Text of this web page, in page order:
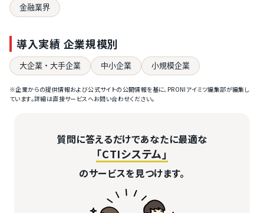
金融業界
導入実績 企業規模別
大企業・大手企業 中小企業 小規模企業
※企業からの提供情報および公式サイトの公開情報を基に、PRONIアイミツ編集部が編集し
ています。詳細は直接サービスへお問い合わせください。
質問に答えるだけであなたに最適な
「CTIシステム」
のサービスを見つけます。